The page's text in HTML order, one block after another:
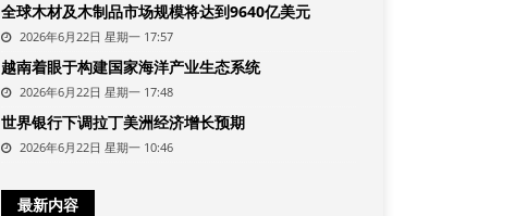
全球木材及木制品市场规模将达到9640亿美元
2026年6月22日 星期一 17:57
越南着眼于构建国家海洋产业生态系统
2026年6月22日 星期一 17:48
世界银行下调拉丁美洲经济增长预期
2026年6月22日 星期一 10:46
最新内容